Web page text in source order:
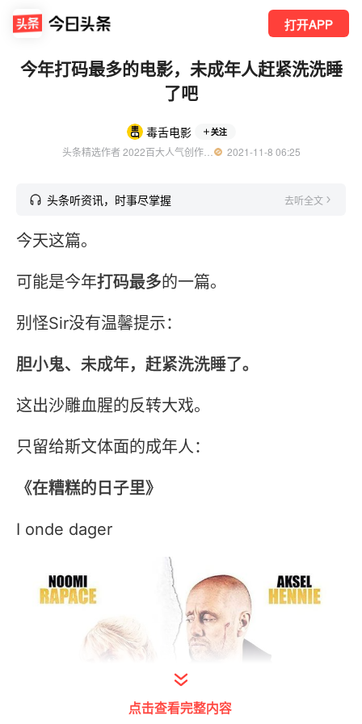
打开APP
今年打码最多的电影，未成年人赶紧洗洗睡
了吧
毒舌电影 关注
头条精选作者 2022百大人气创作者 电影评论人 优质影视领域创作者
  2021-11-8 06:25
头条听资讯，时事尽掌握 去听全文
今天这篇。
可能是今年打码最多的一篇。
别怪Sir没有温馨提示：
胆小鬼、未成年，赶紧洗洗睡了。
这出沙雕血腥的反转大戏。
只留给斯文体面的成年人：
《在糟糕的日子里》
I onde dager
点击查看完整内容